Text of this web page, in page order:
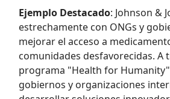
Ejemplo Destacado: Johnson &
estrechamente con ONGs y
mejorar el acceso a
comunidades desfavorecidas. A
programa "Health for
gobiernos y organizaciones